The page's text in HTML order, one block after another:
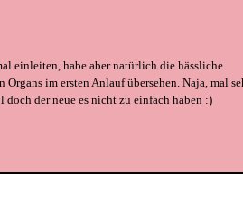
einleiten, habe aber natürlich die hässliche
im ersten Anlauf übersehen. Naja, mal
der neue es nicht zu einfach haben :)